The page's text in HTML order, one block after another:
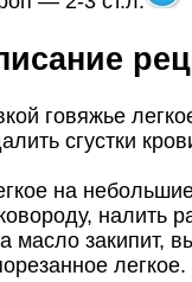
говяжье
сгустки
на
налить
масло закипит,